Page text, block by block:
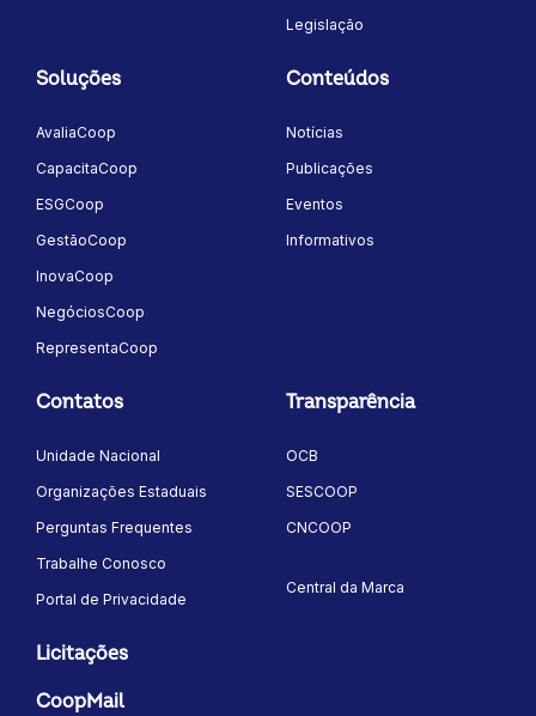
Legislação
Soluções
AvaliaCoop
CapacitaCoop
ESGCoop
GestãoCoop
InovaCoop
NegóciosCoop
RepresentaCoop
Conteúdos
Notícias
Publicações
Eventos
Informativos
Contatos
Unidade Nacional
Organizações Estaduais
Perguntas Frequentes
Trabalhe Conosco
Portal de Privacidade
Transparência
OCB
SESCOOP
CNCOOP
Central da Marca
Licitações
CoopMail